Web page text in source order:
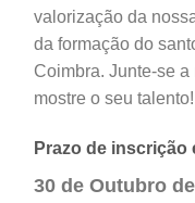
valorização da
da formação do
Coimbra. Junte-se
mostre o seu talento!
Prazo de inscrição
30 de Outubro